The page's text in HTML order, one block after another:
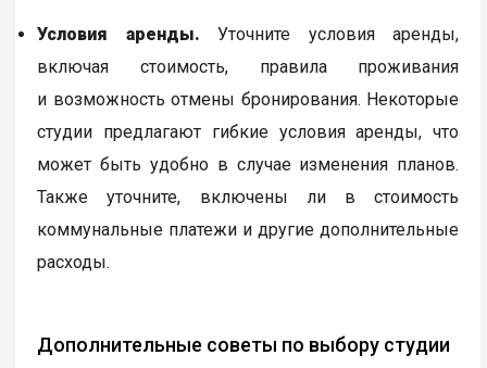
Условия аренды. Уточните условия аренды,
включая стоимость, правила проживания
и возможность отмены бронирования. Некоторые
студии предлагают гибкие условия аренды, что
может быть удобно в случае изменения планов.
Также уточните, включены ли в стоимость
коммунальные платежи и другие дополнительные
расходы.
Дополнительные советы по выбору студии